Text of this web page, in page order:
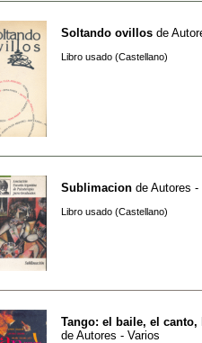
Soltando ovillos de
Libro usado (Castellano)
Sublimacion de Autores -
Libro usado (Castellano)
Tango: el baile, el
de Autores - Varios